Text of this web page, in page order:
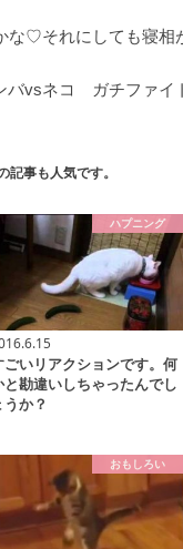
な♡それにしても寝相
バvsネコ ガチファイ
記事も人気です。
ハプニング
ごいリアクションです。何
と勘違いしちゃったんでし
うか？
おもしろい